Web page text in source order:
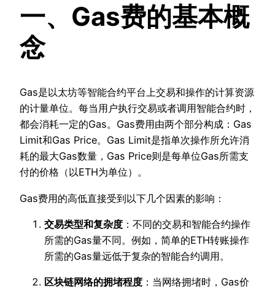
一、Gas费的基本概
念
Gas是以太坊等智能合约平台上交易和操作的计算资源
的计量单位。每当用户执行交易或者调用智能合约时，
都会消耗一定的Gas。Gas费用由两个部分构成：Gas
Limit和Gas Price。Gas Limit是指单次操作所允许消
耗的最大Gas数量，Gas Price则是每单位Gas所需支
付的价格（以ETH为单位）。
Gas费用的高低直接受到以下几个因素的影响：
交易类型和复杂度 ：不同的交易和智能合约操作
所需的Gas量不同。例如，简单的ETH转账操作
所需的Gas量远低于复杂的智能合约调用。
区块链网络的拥堵程度 ：当网络拥堵时，Gas价